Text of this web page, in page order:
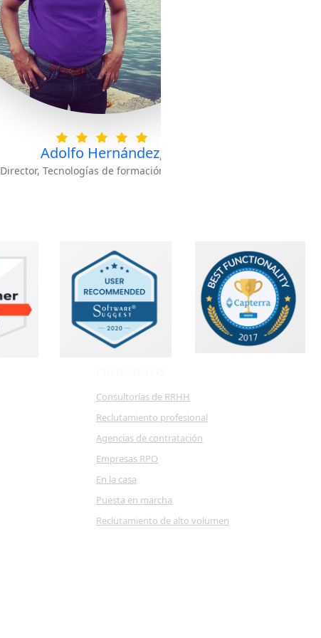
Adolfo Hernández,
Director, Tecnologías de formación, Mexico
Consultorías de RRHH
Reclutamiento profesional
Agencias de contratación
Empresas RPO
En la casa
Puesta en marcha
Reclutamiento de alto volumen